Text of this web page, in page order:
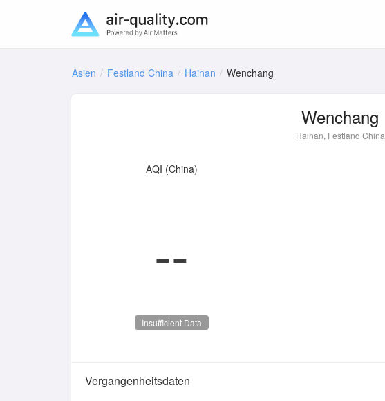
Asien Festland China Hainan Wenchang
Wenchang
Hainan, Festland China
AQI (China)
Insufficient Data
--
Vergangenheitsdaten